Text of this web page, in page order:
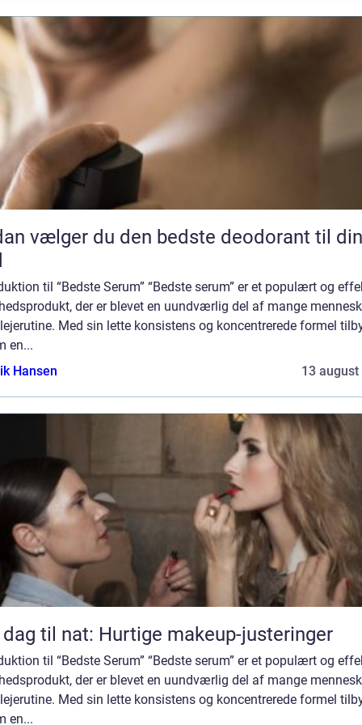
vælger du den bedste deodorant til din
til “Bedste Serum” “Bedste serum” er et populært og
der er blevet en uundværlig del af mange
Med sin lette konsistens og koncentrerede formel
en...
Hansen
13 august
dag til nat: Hurtige makeup-justeringer
til “Bedste Serum” “Bedste serum” er et populært og
der er blevet en uundværlig del af mange
Med sin lette konsistens og koncentrerede formel
en...